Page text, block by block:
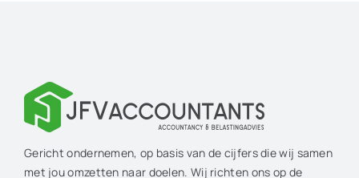
Gericht ondernemen, op basis van de cijfers die wij samen
met jou omzetten naar doelen. Wij richten ons op de